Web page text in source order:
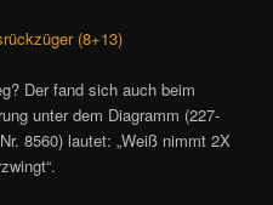
(8+13)
Der fand sich auch beim
unter dem Diagramm (227-
8560) lautet: „Weiß nimmt 2X